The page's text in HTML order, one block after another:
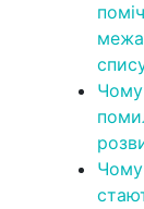
Чому
Чому